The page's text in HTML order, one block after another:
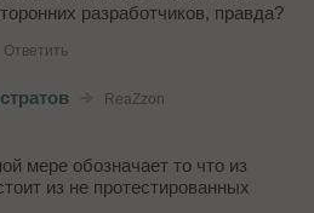
разработчиков, правда?
Ответить
ReaZzon
мере обозначает то что из
из не протестированных